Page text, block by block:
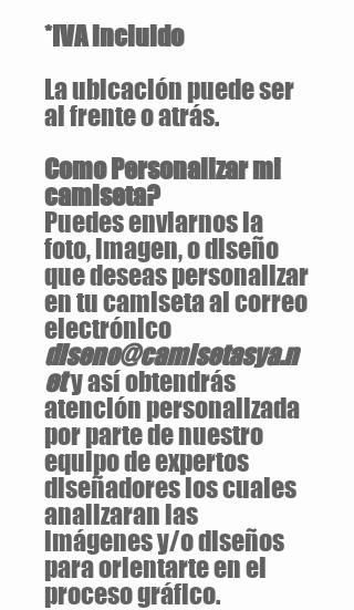
*IVA incluido
La ubicación puede ser
al frente o atrás.
Como Personalizar mi
camiseta?
Puedes enviarnos la
foto, imagen, o diseño
que deseas personalizar
en tu camiseta al correo
electrónico
diseno@camisetasya.n
ety así obtendrás
atención personalizada
por parte de nuestro
equipo de expertos
diseñadores los cuales
analizaran las
imágenes y/o diseños
para orientarte en el
proceso gráfico.